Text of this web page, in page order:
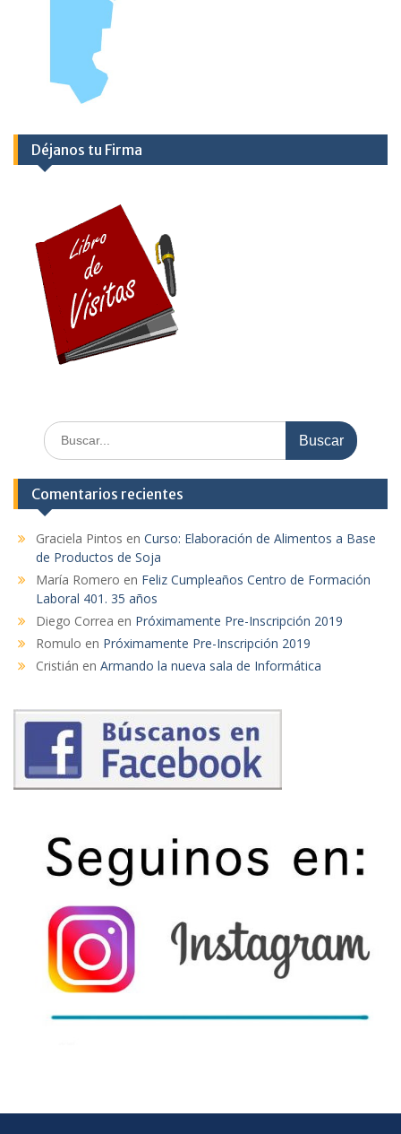
Déjanos tu Firma
Buscar:
Comentarios recientes
Graciela Pintos en Curso: Elaboración de Alimentos a Base
de Productos de Soja
María Romero en Feliz Cumpleaños Centro de Formación
Laboral 401. 35 años
Diego Correa en Próximamente Pre-Inscripción 2019
Romulo en Próximamente Pre-Inscripción 2019
Cristián en Armando la nueva sala de Informática